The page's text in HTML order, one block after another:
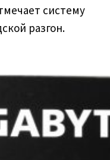
систему
разгон.